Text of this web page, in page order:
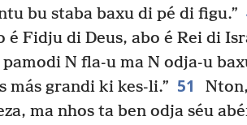
bu staba baxu di pé di figu.”
é Fidju di Deus, abo é Rei di
N fla-u ma N odja-u
más grandi ki kes-li.” 51
ma nhos ta ben odja séu